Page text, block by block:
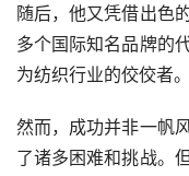
随后，他又凭借出色
多个国际知名品牌的
为纺织行业的佼佼者。
然而，成功并非一帆
了诸多困难和挑战。